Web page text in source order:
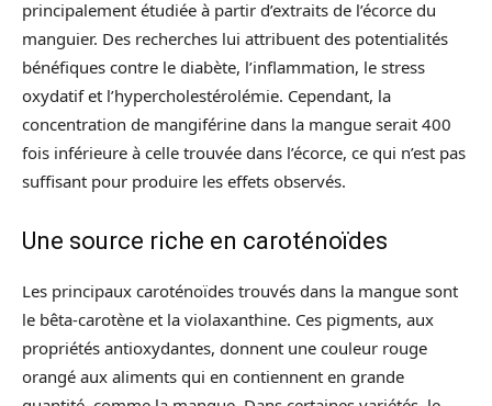
principalement étudiée à partir d’extraits de l’écorce du
manguier. Des recherches lui attribuent des potentialités
bénéfiques contre le diabète, l’inflammation, le stress
oxydatif et l’hypercholestérolémie. Cependant, la
concentration de mangiférine dans la mangue serait 400
fois inférieure à celle trouvée dans l’écorce, ce qui n’est pas
suffisant pour produire les effets observés.
Une source riche en caroténoïdes
Les principaux caroténoïdes trouvés dans la mangue sont
le bêta-carotène et la violaxanthine. Ces pigments, aux
propriétés antioxydantes, donnent une couleur rouge
orangé aux aliments qui en contiennent en grande